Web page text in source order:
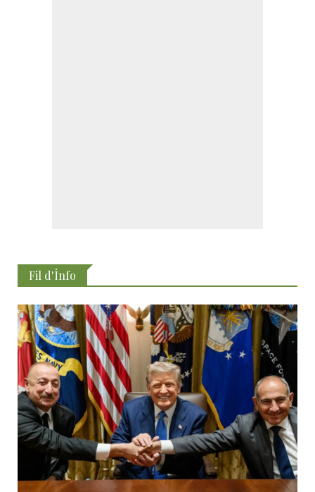
Fil d'İnfo